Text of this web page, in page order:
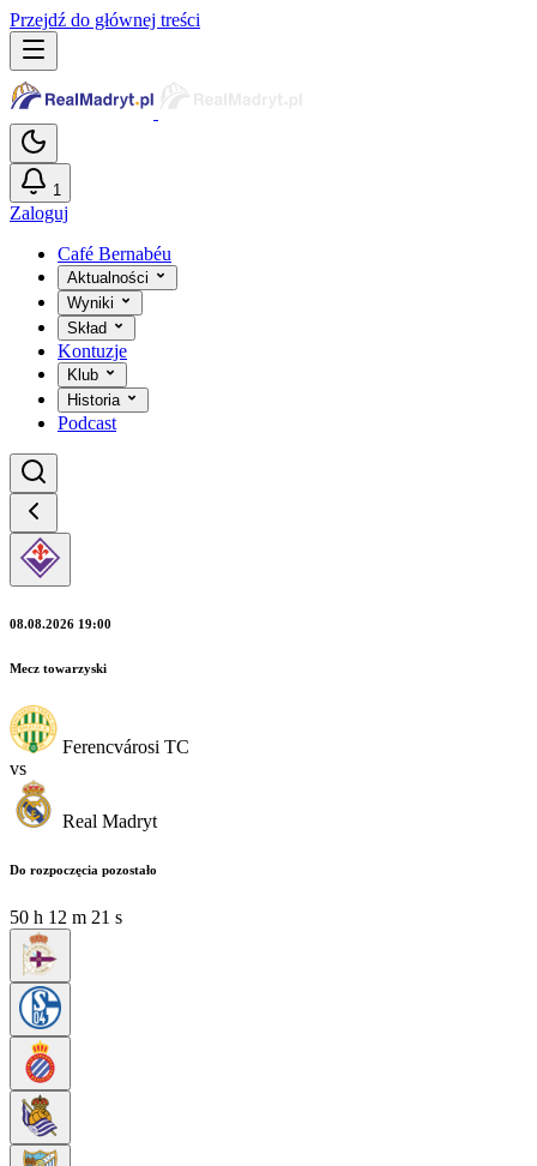
Przejdź do głównej treści
1
Zaloguj
Café Bernabéu
Aktualności
Wyniki
Skład
Kontuzje
Klub
Historia
Podcast
08.08.2026 19:00
Mecz towarzyski
Ferencvárosi TC
vs
Real Madryt
Do rozpoczęcia pozostało
50 h 12 m 19 s